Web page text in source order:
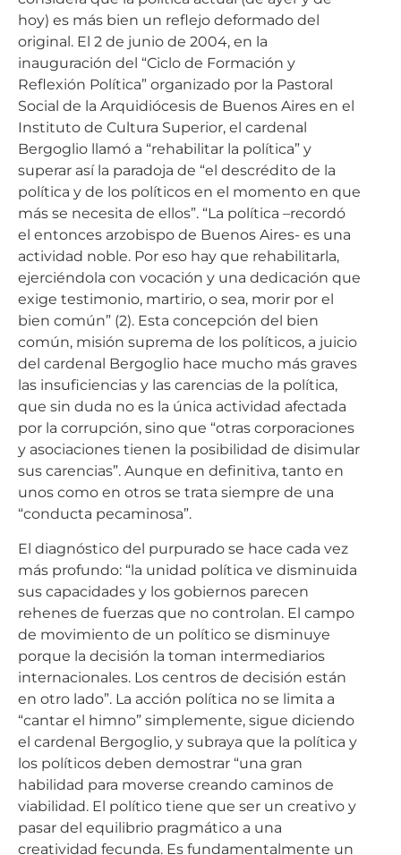
hoy) es más bien un reflejo deformado del
original. El 2 de junio de 2004, en la
inauguración del “Ciclo de Formación y
Reflexión Política” organizado por la Pastoral
Social de la Arquidiócesis de Buenos Aires en el
Instituto de Cultura Superior, el cardenal
Bergoglio llamó a “rehabilitar la política” y
superar así la paradoja de “el descrédito de la
política y de los políticos en el momento en que
más se necesita de ellos”. “La política –recordó
el entonces arzobispo de Buenos Aires- es una
actividad noble. Por eso hay que rehabilitarla,
ejerciéndola con vocación y una dedicación que
exige testimonio, martirio, o sea, morir por el
bien común” (2). Esta concepción del bien
común, misión suprema de los políticos, a juicio
del cardenal Bergoglio hace mucho más graves
las insuficiencias y las carencias de la política,
que sin duda no es la única actividad afectada
por la corrupción, sino que “otras corporaciones
y asociaciones tienen la posibilidad de disimular
sus carencias”. Aunque en definitiva, tanto en
unos como en otros se trata siempre de una
“conducta pecaminosa”.
El diagnóstico del purpurado se hace cada vez
más profundo: “la unidad política ve disminuida
sus capacidades y los gobiernos parecen
rehenes de fuerzas que no controlan. El campo
de movimiento de un político se disminuye
porque la decisión la toman intermediarios
internacionales. Los centros de decisión están
en otro lado”. La acción política no se limita a
“cantar el himno” simplemente, sigue diciendo
el cardenal Bergoglio, y subraya que la política y
los políticos deben demostrar “una gran
habilidad para moverse creando caminos de
viabilidad. El político tiene que ser un creativo y
pasar del equilibrio pragmático a una
creatividad fecunda. Es fundamentalmente un